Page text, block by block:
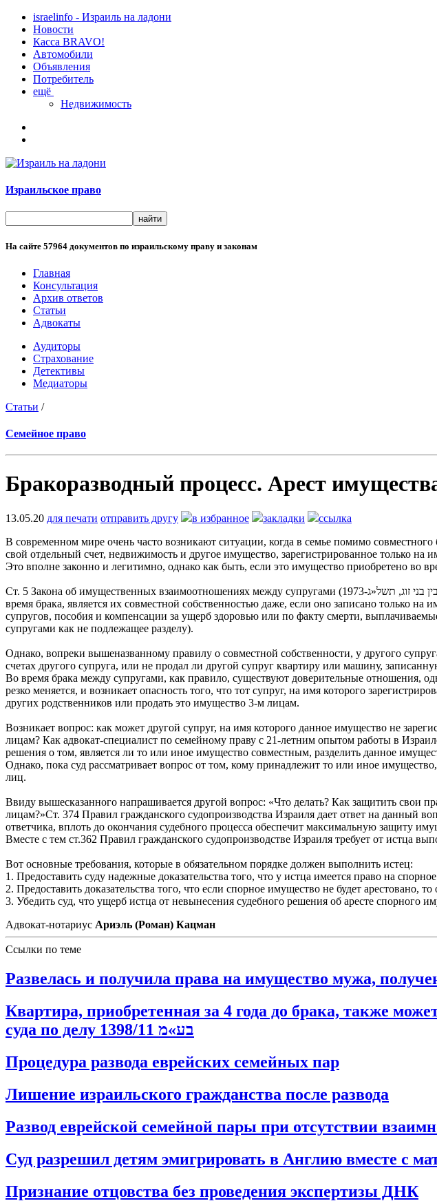
israelinfo - Израиль на ладони
Новости
Касса BRAVO!
Автомобили
Объявления
Потребитель
ещё
Недвижимость
Израильское право
На сайте 57964 документов по израильскому праву и законам
Главная
Консультация
Архив ответов
Статьи
Адвокаты
Аудиторы
Страхование
Детективы
Медиаторы
Статьи /
Семейное право
Бракоразводный процесс. Арест
13.05.20 для печати отправить другу в избранное закладки
ссылка
В современном мире очень часто возникают ситуации, когда в семье помимо
свой отдельный счет, недвижимость и другое имущество, зарегистрированное только на
Это вполне законно и легитимно, однако как быть, если это имущество приобретено во
Ст. 5 Закона об имущественных взаимоотношениях между супругами (חוק יחסי ממון בין בני זוג, תשל«ג-1973) установила правило, согласно которому имущество супругов, которое приобретено во
время брака, является их совместной собственностью даже, если оно записано только
супругов, пособия и компенсации за ущерб здоровью или по факту смерти,
супругами как не подлежащее разделу).
Однако, вопреки вышеназванному правилу о совместной собственности, у другого
счетах другого супруга, или не продал ли другой супруг квартиру или машину,
Во время брака между супругами, как правило, существуют доверительные отношения,
резко меняется, и возникает опасность того, что тот супруг, на имя которого
других родственников или продать это имущество 3-м лицам.
Возникает вопрос: как может другой супруг, на имя которого данное имущество не
лицам? Как адвокат-специалист по семейному праву с 21-летним опытом работы в
решения о том, является ли то или иное имущество совместным, разделить данное
Однако, пока суд рассматривает вопрос от том, кому принадлежит то или иное
лиц.
Ввиду вышесказанного напрашивается другой вопрос: «Что делать? Как защитить свои
лицам?»Ст. 374 Правил гражданского судопроизводства Израиля дает ответ на данный
ответчика, вплоть до окончания судебного процесса обеспечит максимальную защиту
Вместе с тем ст.362 Правил гражданского судопроизводстве Израиля требует от истца
Вот основные требования, которые в обязательном порядке должен выполнить истец:
1. Предоставить суду надежные доказательства того, что у истца имеется право на
2. Предоставить доказательства того, что если спорное имущество не будет арестовано,
3. Убедить суд, что ущерб истца от невынесения судебного решения об аресте спорного
Адвокат-нотариус Ариэль (Роман) Кацман
Ссылки по теме
Квартира, приобретенная за 4 года до брака, также
суда по делу בע»מ 1398/11
Процедура развода еврейских семейных пар
Лишение израильского гражданства после развода
Развод еврейской семейной пары при отсутствии
Cуд разрешил детям эмигрировать в Англию вместе с
Признание отцовства без проведения экспертизы ДНК